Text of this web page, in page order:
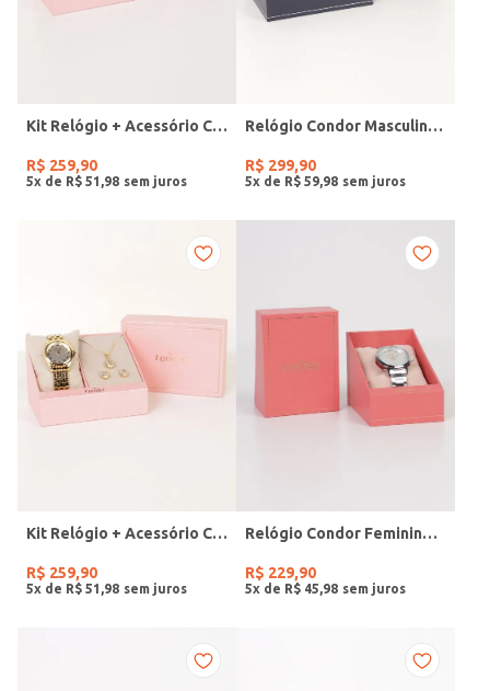
Kit Relógio + Acessório Condor Feminino DOURADO
R$ 259,90
5x de R$ 51 98
Relógio Condor Masculino PRETO
R$ 299,90
5x de R$ 59 98
Kit Relógio + Acessório Condor Feminino DOURADO
R$ 259,90
5x de R$ 51 98
Relógio Condor Feminino PRATA
R$ 229,90
5x de R$ 45 98